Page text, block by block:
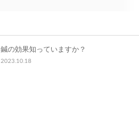
鍼の効果知っていますか？
2023.10.18